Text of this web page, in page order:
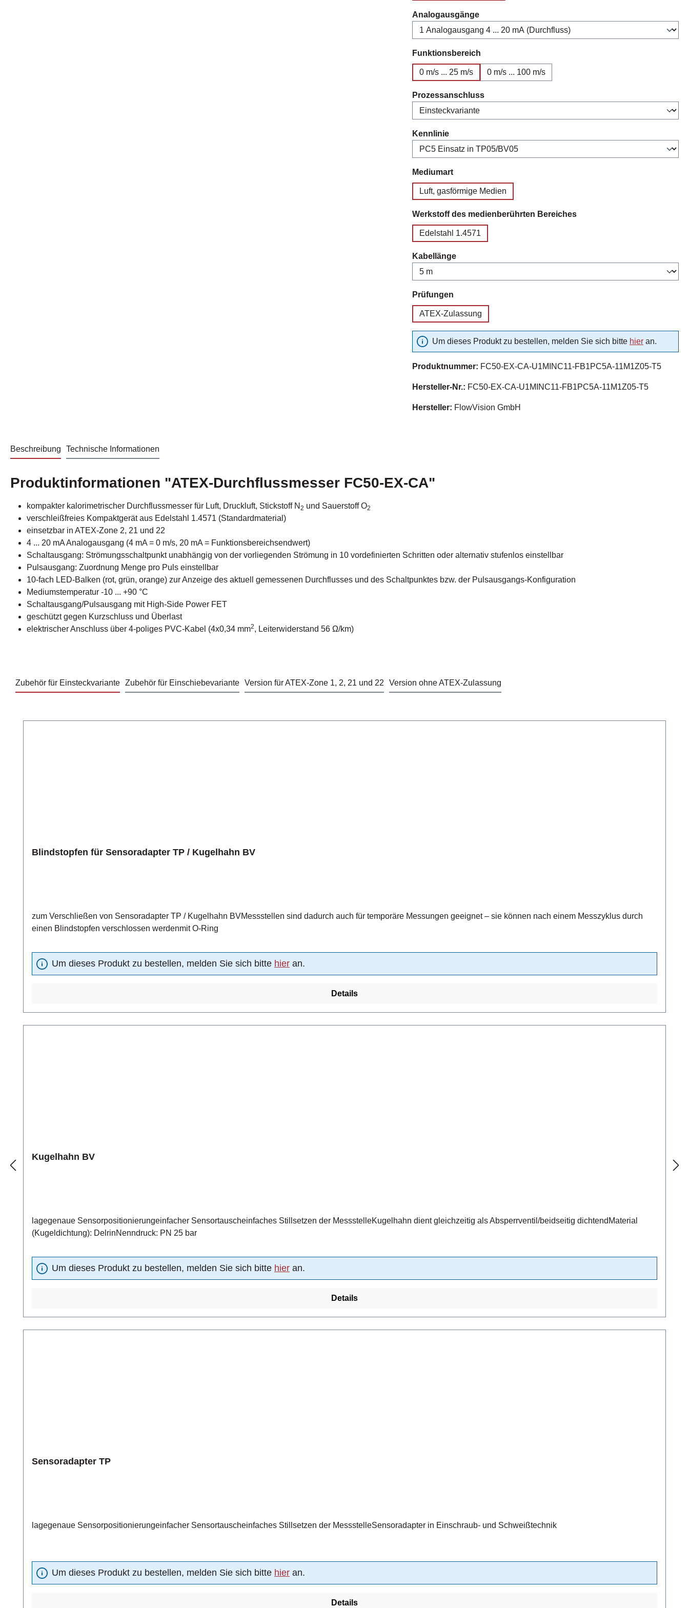
Analogausgängeauswählen
Funktionsbereich
0 m/s ... 25 m/s 0 m/s ... 100 m/s
Prozessanschlussauswählen
Kennlinieauswählen
Mediumartauswählen
Luft, gasförmige Medien
Werkstoff des medienberührten Bereichesauswählen
Edelstahl 1.4571
Kabellängeauswählen
Prüfungen
ATEX-Zulassung
Um dieses Produkt zu bestellen, melden Sie sich bitte hier an.
Produktnummer: FC50-EX-CA-U1MINC11-FB1PC5A-11M1Z05-T5
Hersteller-Nr.: FC50-EX-CA-U1MINC11-FB1PC5A-11M1Z05-T5
Hersteller: FlowVision GmbH
Beschreibung Technische Informationen
Produktinformationen "ATEX-Durchflussmesser FC50-EX-CA"
kompakter kalorimetrischer Durchflussmesser für Luft, Druckluft, Stickstoff N 2 und Sauerstoff O2
verschleißfreies Kompaktgerät aus Edelstahl 1.4571 (Standardmaterial)
einsetzbar in ATEX-Zone 2, 21 und 22
4 ... 20 mA Analogausgang (4 mA = 0 m/s, 20 mA = Funktionsbereichsendwert)
Schaltausgang: Strömungsschaltpunkt unabhängig von der vorliegenden Strömung in 10 vordefinierten Schritten oder alternativ stufenlos einstellbar
Pulsausgang: Zuordnung Menge pro Puls einstellbar
10-fach LED-Balken (rot, grün, orange) zur Anzeige des aktuell gemessenen Durchflusses und des Schaltpunktes bzw. der Pulsausgangs-Konfiguration
Mediumstemperatur -10 ... +90 °C
Schaltausgang/Pulsausgang mit High-Side Power FET
geschützt gegen Kurzschluss und Überlast
elektrischer Anschluss über 4-poliges PVC-Kabel (4x0,34 mm2, Leiterwiderstand 56 Ω/km)
Zubehör für Einsteckvariante Zubehör für Einschiebevariante Version für ATEX-Zone 1, 2, 21 und 22 Version ohne ATEX-Zulassung
Blindstopfen für Sensoradapter TP / Kugelhahn BV
zum Verschließen von Sensoradapter TP / Kugelhahn BVMessstellen sind dadurch auch für temporäre Messungen geeignet – sie können nach einem Messzyklus durch
einen Blindstopfen verschlossen werdenmit O-Ring
Um dieses Produkt zu bestellen, melden Sie sich bitte hier an.
Details
Kugelhahn BV
lagegenaue Sensorpositionierungeinfacher Sensortauscheinfaches Stillsetzen der MessstelleKugelhahn dient gleichzeitig als Absperrventil/beidseitig dichtendMaterial
(Kugeldichtung): DelrinNenndruck: PN 25 bar
Um dieses Produkt zu bestellen, melden Sie sich bitte hier an.
Details
Sensoradapter TP
lagegenaue Sensorpositionierungeinfacher Sensortauscheinfaches Stillsetzen der MessstelleSensoradapter in Einschraub- und Schweißtechnik
Um dieses Produkt zu bestellen, melden Sie sich bitte hier an.
Details